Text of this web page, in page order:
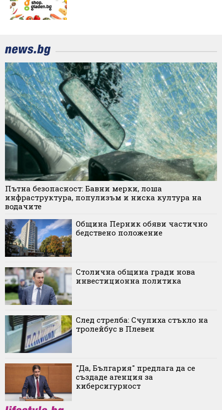
Пътна безопасност: Бавни мерки, лоша
инфраструктура, популизъм и ниска култура на
водачите
Община Перник обяви частично
бедствено положение
Столична община гради нова
инвестиционна политика
След стрелба: Счупиха стъкло на
тролейбус в Плевен
"Да, България" предлага да се
създаде агенция за
киберсигурност